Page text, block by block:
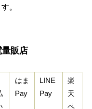
。
販店
はま
Pay
LINE
Pay
楽
天
ペ